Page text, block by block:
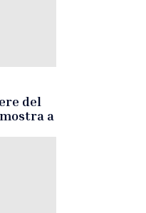
del
a